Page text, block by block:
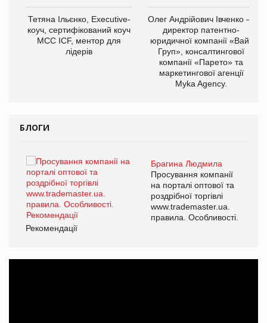
Тетяна Ільєнко, Executive-
коуч, сертифікований коуч
МСС ICF, ментор для
лідерів
Олег Андрійович Івченко —
директор патентно-
юридичної компанії «Вайз
Груп», консалтингової
компанії «Парето» та
маркетингової агенції
Myka Agency.
БЛОГИ
Брагина Людмила
Просування компанії
на порталі оптової та
роздрібної торгівлі
www.trademaster.ua.
правила. Особливості.
Рекомендації